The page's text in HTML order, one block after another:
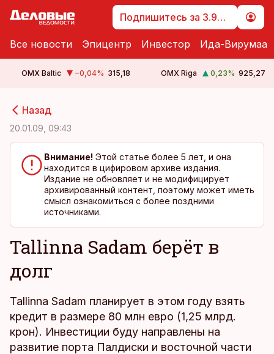
Подпишитесь за 3.99 €
Все новости Эпицентр Инвестор Ида-Вирумаа
OMX Baltic −0,04% 315,18 OMX Riga 0,23% 925,27
Назад
20.01.09, 09:43
Внимание! Этой статье более 5 лет, и она
находится в цифировом архиве издания.
Издание не обновляет и не модифицирует
архивированный контент, поэтому может иметь
смысл ознакомиться с более поздними
источниками.
Tallinna Sadam берёт в
долг
Tallinna Sadam планирует в этом году взять
кредит в размере 80 млн евро (1,25 млрд.
крон). Инвестиции буду направлены на
развитие порта Палдиски и восточной части